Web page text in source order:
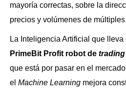
mayoría correctas, sobre la
precios y volúmenes de
La Inteligencia Artificial que lleva
PrimeBit Profit robot de trading
que está por pasar en el
el Machine Learning mejora